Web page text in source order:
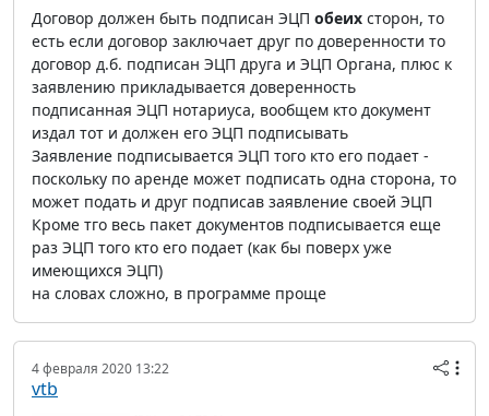
Договор должен быть подписан ЭЦП обеих сторон, то
есть если договор заключает друг по доверенности то
договор д.б. подписан ЭЦП друга и ЭЦП Органа, плюс к
заявлению прикладывается доверенность
подписанная ЭЦП нотариуса, вообщем кто документ
издал тот и должен его ЭЦП подписывать
Заявление подписывается ЭЦП того кто его подает -
поскольку по аренде может подписать одна сторона, то
может подать и друг подписав заявление своей ЭЦП
Кроме тго весь пакет документов подписывается еще
раз ЭЦП того кто его подает (как бы поверх уже
имеющихся ЭЦП)
на словах сложно, в программе проще
4 февраля 2020 13:22
vtb